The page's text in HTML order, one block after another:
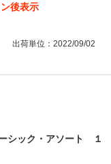
後表示
出荷単位：2022/09/02
シック・アソート １